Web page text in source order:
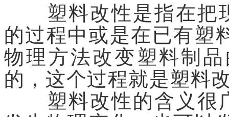
塑料改性是指在把
的过程中或是在已有塑
物理方法改变塑料制
的，这个过程就是塑料
塑料改性的含义很